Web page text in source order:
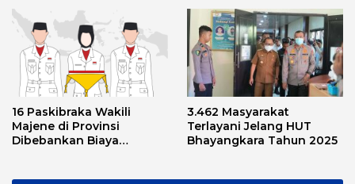
16 Paskibraka Wakili
Majene di Provinsi
Dibebankan Biaya
3.462 Masyarakat
Terlayani Jelang HUT
Bhayangkara Tahun 2025